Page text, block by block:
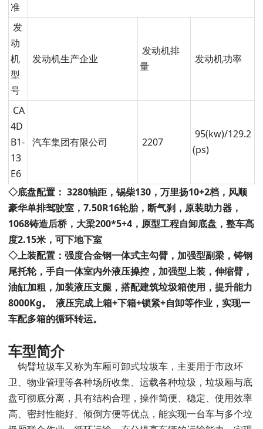
准
发
动
机
型
号
发动机生产企业
发动机排
量
发动机功率
CA
4D
B1-
13
E6
汽车集团有限公司 2207
95(kw)/129.2
(ps)
◇底盘配置： 3280轴距，锡柴130，万里扬10+2档，风顺
豪华单排驾驶室，7.50R16轮胎，断气刹，原装助力器，
1068铸造后桥，大梁200*5+4，原型工程自卸底盘， 整车高
度2.15米，可下地下室
◇上装配置： 强度合金钢一体式主勾臂，加强型副梁，铸钢
尾托轮，手自一体室内外液压操控， 加强型上装，伸缩臂，
油缸加粗，加装液压支腿，搭配建筑垃圾箱使用，提升能力
8000Kg。
液压完成上箱+下箱+锁紧+自卸等作业，实现一
车配多箱的循环转运。
车型简介
钩臂垃圾车又称为车厢可卸式垃圾车，主要用于市政环
卫、物业管理等各种场所收集、运载各种垃圾，垃圾厢与底
盘可彻底分离，具有结构合理，操作简便、稳定、使用效率
高、密封性能好、倾倒方便等优点，能实现一台车与多个垃